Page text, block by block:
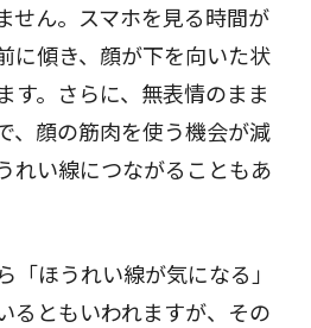
せん。スマホを見る時間が
に傾き、顔が下を向いた状
す。さらに、無表情のまま
、顔の筋肉を使う機会が減
れい線につながることもあ
「ほうれい線が気になる」
るともいわれますが、その